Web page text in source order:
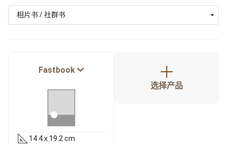
相片书 / 社群书
Fastbook
14.4 x 19.2 cm
选择产品